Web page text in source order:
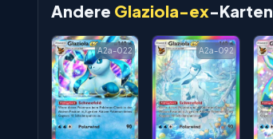
Andere Glaziola-ex-Karten
A2a-022 A2a-092